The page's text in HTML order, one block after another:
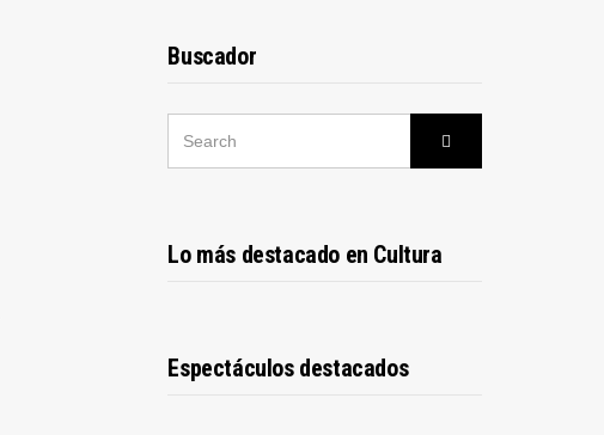
Buscador
Search
Lo más destacado en Cultura
Espectáculos destacados